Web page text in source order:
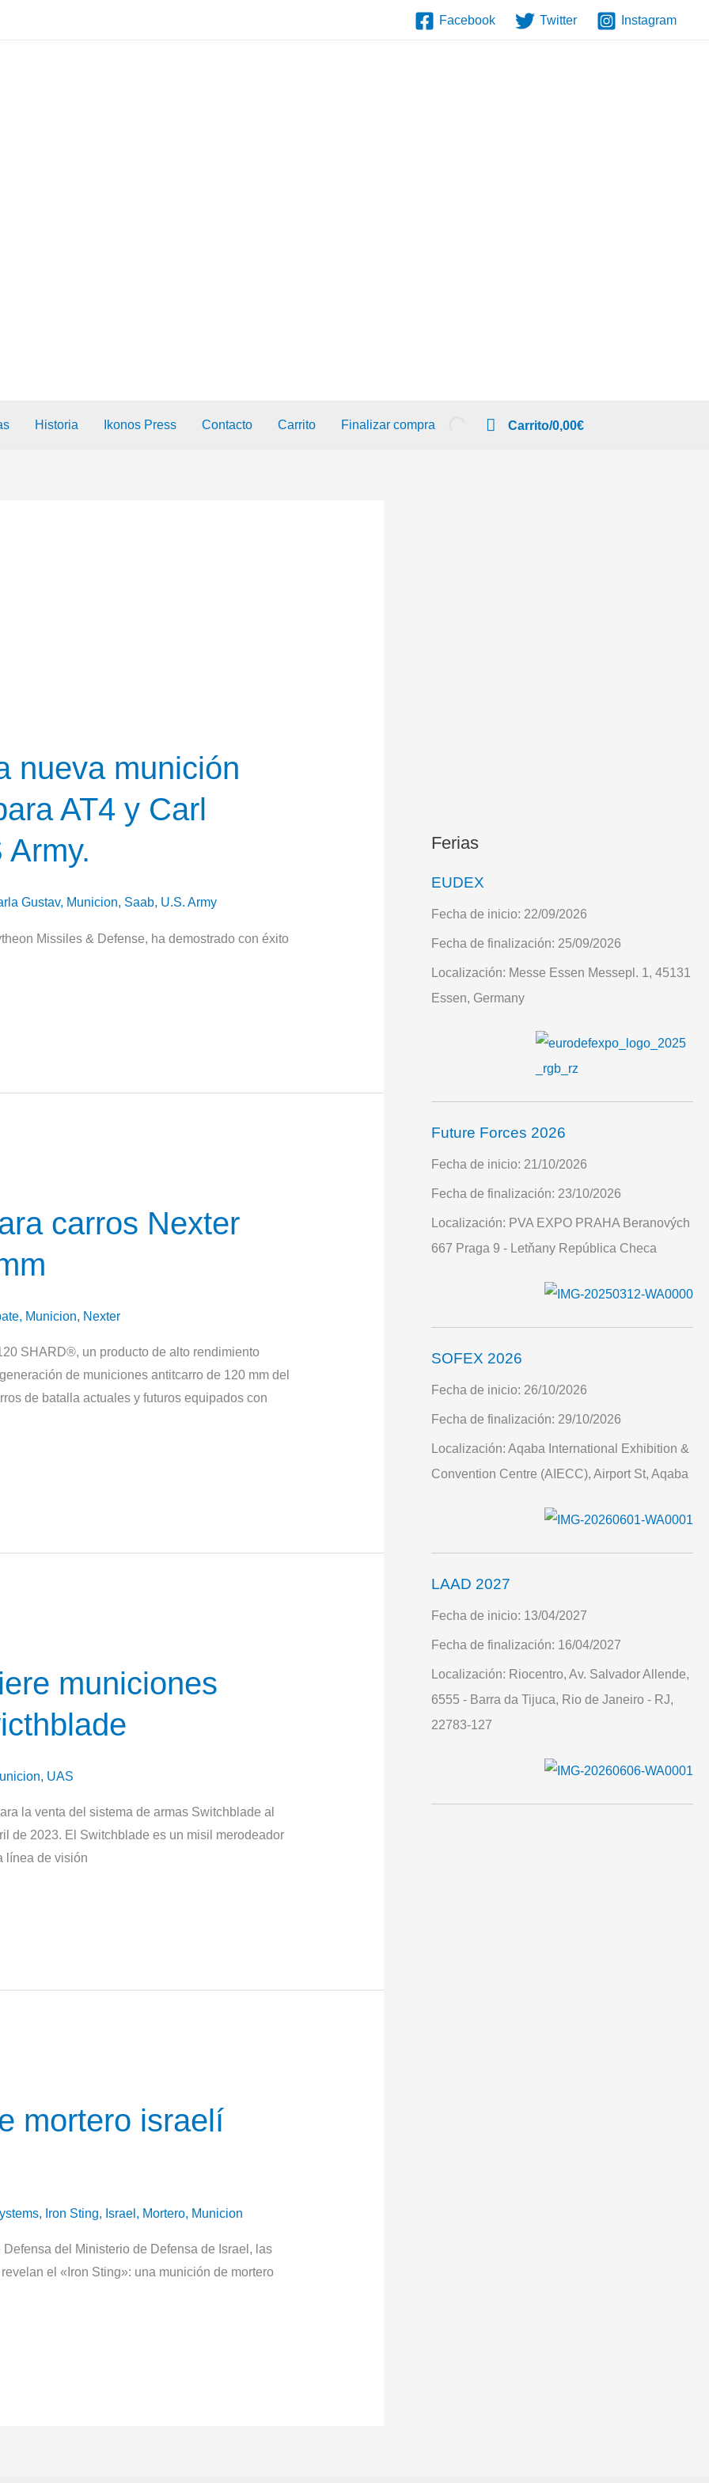
Facebook Twitter Instagram
Historia Ikonos Press Contacto Carrito Finalizar compra Carrito/0,00€
nueva munición
AT4 y Carl
Gustav, Municion, Saab, U.S. Army
Missiles & Defense, ha demostrado con éxito
carros Nexter
, Municion, Nexter
SHARD®, un producto de alto rendimiento
de municiones antitcarro de 120 mm del
de batalla actuales y futuros equipados con
municiones
, UAS
la venta del sistema de armas Switchblade al
de 2023. El Switchblade es un misil merodeador
línea de visión
mortero israelí
, Iron Sting, Israel , Mortero, Municion
del Ministerio de Defensa de Israel, las
el «Iron Sting»: una munición de mortero
Ferias
EUDEX
Fecha de inicio: 22/09/2026
Fecha de finalización: 25/09/2026
Localización: Messe Essen Messepl. 1, 45131
Essen, Germany
Future Forces 2026
Fecha de inicio: 21/10/2026
Fecha de finalización: 23/10/2026
Localización: PVA EXPO PRAHA Beranových
667 Praga 9 - Letňany República Checa
SOFEX 2026
Fecha de inicio: 26/10/2026
Fecha de finalización: 29/10/2026
Localización: Aqaba International Exhibition &
Convention Centre (AIECC), Airport St, Aqaba
LAAD 2027
Fecha de inicio: 13/04/2027
Fecha de finalización: 16/04/2027
Localización: Riocentro, Av. Salvador Allende,
6555 - Barra da Tijuca, Rio de Janeiro - RJ,
22783-127